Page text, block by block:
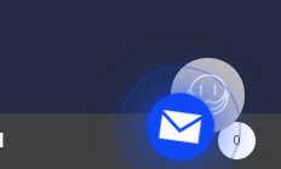
0